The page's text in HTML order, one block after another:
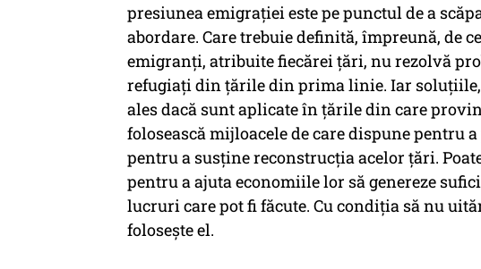
presiunea emigrației este pe punctul de a
abordare. Care trebuie definită, împreună, de
emigranți, atribuite fiecărei țări, nu rezolvă
refugiați din țările din prima linie. Iar
ales dacă sunt aplicate în țările din care
folosească mijloacele de care dispune pentru
pentru a susține reconstrucția acelor țări.
pentru a ajuta economiile lor să genereze
lucruri care pot fi făcute. Cu condiția să nu
folosește el.